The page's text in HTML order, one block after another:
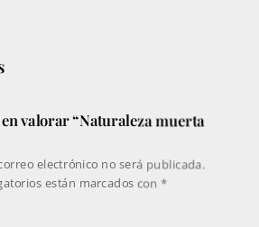
valorar “Naturaleza muerta
electrónico no será publicada.
están marcados con *